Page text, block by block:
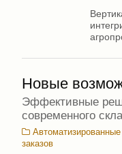
идут
Новые
Эффективные
современного
заказов